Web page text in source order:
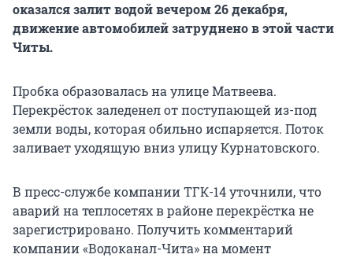
оказался залит водой вечером 26 декабря,
движение автомобилей затруднено в этой части
Читы.
Пробка образовалась на улице Матвеева.
Перекрёсток заледенел от поступающей из-под
земли воды, которая обильно испаряется. Поток
заливает уходящую вниз улицу Курнатовского.
В пресс-службе компании ТГК-14 уточнили, что
аварий на теплосетях в районе перекрёстка не
зарегистрировано. Получить комментарий
компании «Водоканал-Чита» на момент